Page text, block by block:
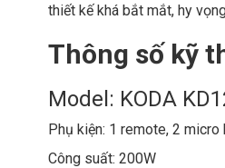
thiết kế khá bắt mắt, hy
Thông số kỹ
Model: KODA
Phụ kiện: 1 remote, 2 micro
Công suất: 200W